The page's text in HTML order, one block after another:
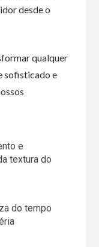
desde o
qualquer
sofisticado e
e
textura do
do tempo